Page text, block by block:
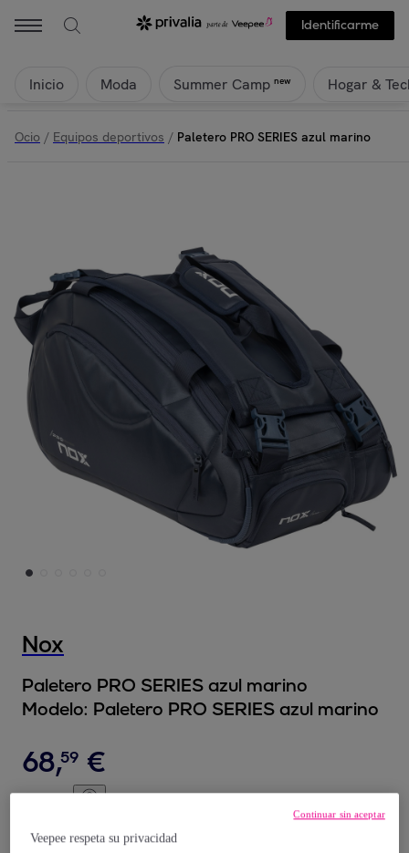
Identificarme
Inicio Moda Summer Camp new Hogar &
Ocio / Equipos deportivos / Paletero PRO SERIES azul marino
Nox
Paletero PRO SERIES azul marino
Modelo: Paletero PRO SERIES azul marino
68,59 €
Veepee respeta su privacidad
Continuar sin aceptar